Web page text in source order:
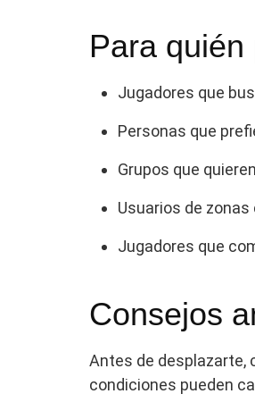
Para
Jugadores que
Personas que
Grupos que
Usuarios de zonas
Jugadores que
Consejos
Antes de desplazarte,
condiciones pueden